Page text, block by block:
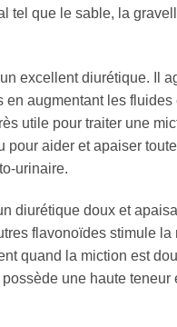
tel que le sable, la
excellent diurétique. Il
en augmentant les
utile pour traiter une
pour aider et apaiser
urinaire.
diurétique doux et
flavonoïdes stimule
quand la miction est
une haute teneur